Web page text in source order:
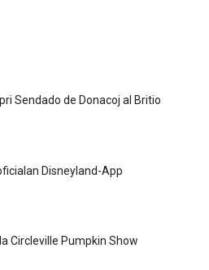
Sendado de Donacoj al Britio
Disneyland-App
Circleville Pumpkin Show